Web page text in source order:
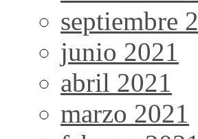
septiembre
junio 2021
abril 2021
marzo 2021